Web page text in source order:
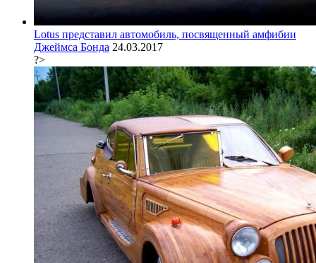
Lotus представил автомобиль, посвященный амфибии
Джеймса Бонда 24.03.2017
?>